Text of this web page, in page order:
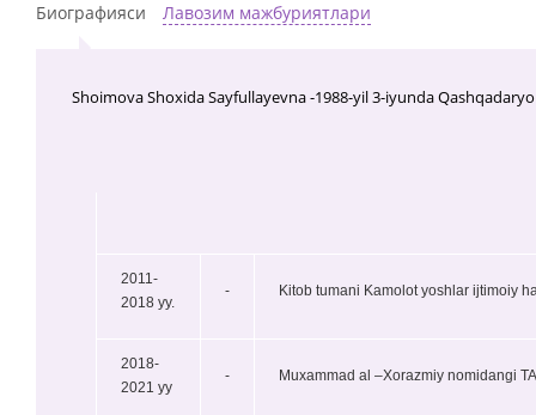
Биографияси Лавозим мажбуриятлари
Shoimova Shoxida Sayfullayevna -1988-yil 3-iyunda
2011-
2018 yy.
- Kitob tumani Kamolot yoshlar ijtimoiy
2018-
2021 yy
- Muxammad al –Xorazmiy nomidangi